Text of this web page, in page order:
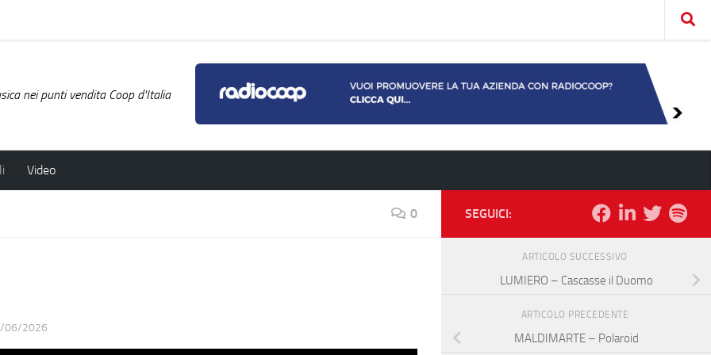
nei punti vendita Coop d'Italia
Video
0
06/2026
SEGUICI:
ARTICOLO SUCCESSIVO
LUMIERO – Cascasse il Duomo
ARTICOLO PRECEDENTE
MALDIMARTE – Polaroid